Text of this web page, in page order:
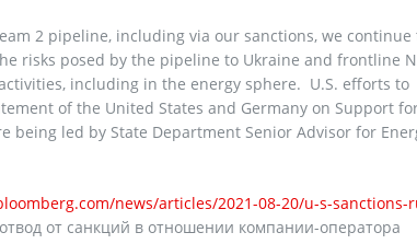
2 pipeline, including via our sanctions, we continue
risks posed by the pipeline to Ukraine and frontline
including in the energy sphere. U.S. efforts to
of the United States and Germany on Support
being led by State Department Senior Advisor for
news/articles/2021-08-20/u-s-sanctions-
от санкций в отношении компании-оператора